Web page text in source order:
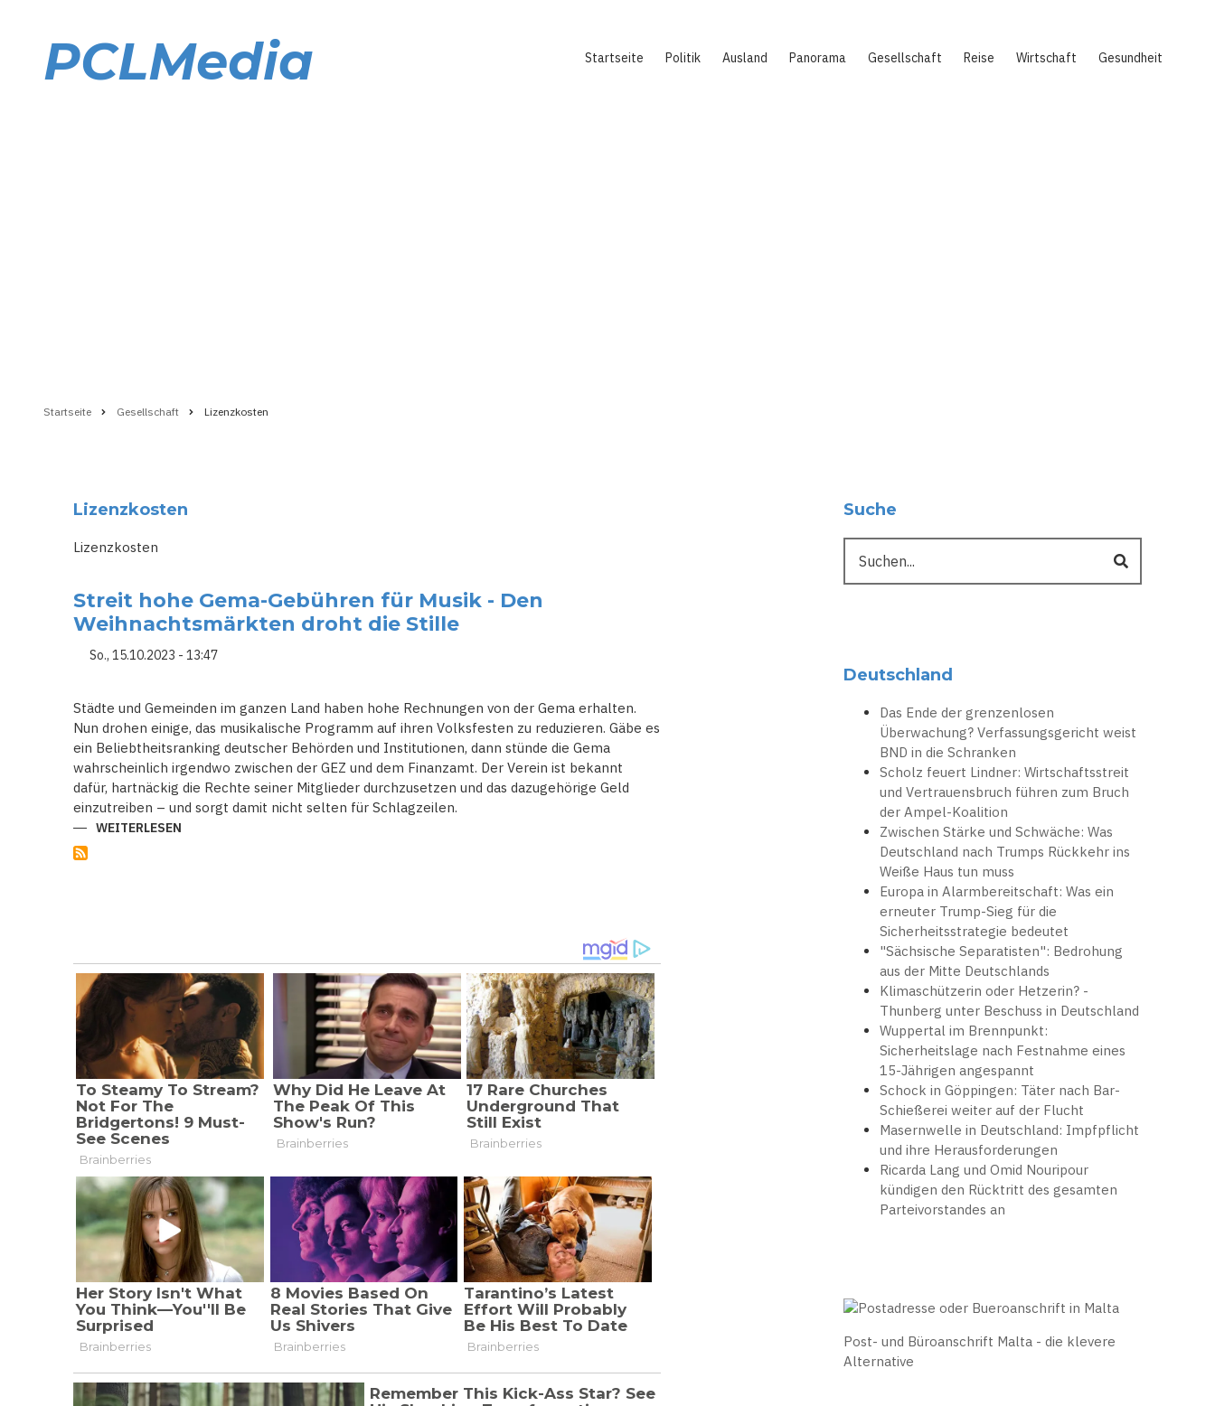
PCLMedia Startseite Politik Ausland Panorama Gesellschaft Reise Wirtschaft Gesundheit
Startseite Gesellschaft Lizenzkosten
Lizenzkosten
Lizenzkosten
Streit hohe Gema-Gebühren für Musik - Den
Weihnachtsmärkten droht die Stille
So., 15.10.2023 - 13:47
Städte und Gemeinden im ganzen Land haben hohe Rechnungen von der Gema erhalten.
Nun drohen einige, das musikalische Programm auf ihren Volksfesten zu reduzieren. Gäbe es
ein Beliebtheitsranking deutscher Behörden und Institutionen, dann stünde die Gema
wahrscheinlich irgendwo zwischen der GEZ und dem Finanzamt. Der Verein ist bekannt
dafür, hartnäckig die Rechte seiner Mitglieder durchzusetzen und das dazugehörige Geld
einzutreiben – und sorgt damit nicht selten für Schlagzeilen.
WEITERLESEN
DIE
STILLE
Suche
Deutschland
Das Ende der grenzenlosen
Überwachung? Verfassungsgericht weist
BND in die Schranken
Scholz feuert Lindner: Wirtschaftsstreit
und Vertrauensbruch führen zum Bruch
der Ampel-Koalition
Zwischen Stärke und Schwäche: Was
Deutschland nach Trumps Rückkehr ins
Weiße Haus tun muss
Europa in Alarmbereitschaft: Was ein
erneuter Trump-Sieg für die
Sicherheitsstrategie bedeutet
"Sächsische Separatisten": Bedrohung
aus der Mitte Deutschlands
Klimaschützerin oder Hetzerin? -
Thunberg unter Beschuss in Deutschland
Wuppertal im Brennpunkt:
Sicherheitslage nach Festnahme eines
15-Jährigen angespannt
Schock in Göppingen: Täter nach Bar-
Schießerei weiter auf der Flucht
Masernwelle in Deutschland: Impfpflicht
und ihre Herausforderungen
Ricarda Lang und Omid Nouripour
kündigen den Rücktritt des gesamten
Parteivorstandes an
Post- und Büroanschrift Malta - die klevere
Alternative